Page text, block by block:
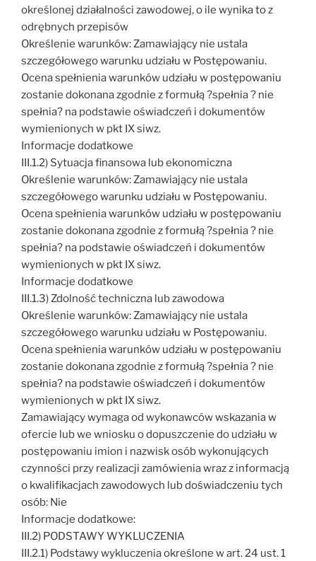
określonej działalności zawodowej, o ile wynika to z
odrębnych przepisów
Określenie warunków: Zamawiający nie ustala
szczegółowego warunku udziału w Postępowaniu.
Ocena spełnienia warunków udziału w postępowaniu
zostanie dokonana zgodnie z formułą ?spełnia ? nie
spełnia? na podstawie oświadczeń i dokumentów
wymienionych w pkt IX siwz.
Informacje dodatkowe
III.1.2) Sytuacja finansowa lub ekonomiczna
Określenie warunków: Zamawiający nie ustala
szczegółowego warunku udziału w Postępowaniu.
Ocena spełnienia warunków udziału w postępowaniu
zostanie dokonana zgodnie z formułą ?spełnia ? nie
spełnia? na podstawie oświadczeń i dokumentów
wymienionych w pkt IX siwz.
Informacje dodatkowe
III.1.3) Zdolność techniczna lub zawodowa
Określenie warunków: Zamawiający nie ustala
szczegółowego warunku udziału w Postępowaniu.
Ocena spełnienia warunków udziału w postępowaniu
zostanie dokonana zgodnie z formułą ?spełnia ? nie
spełnia? na podstawie oświadczeń i dokumentów
wymienionych w pkt IX siwz.
Zamawiający wymaga od wykonawców wskazania w
ofercie lub we wniosku o dopuszczenie do udziału w
postępowaniu imion i nazwisk osób wykonujących
czynności przy realizacji zamówienia wraz z informacją
o kwalifikacjach zawodowych lub doświadczeniu tych
osób: Nie
Informacje dodatkowe:
III.2) PODSTAWY WYKLUCZENIA
III.2.1) Podstawy wykluczenia określone w art. 24 ust. 1